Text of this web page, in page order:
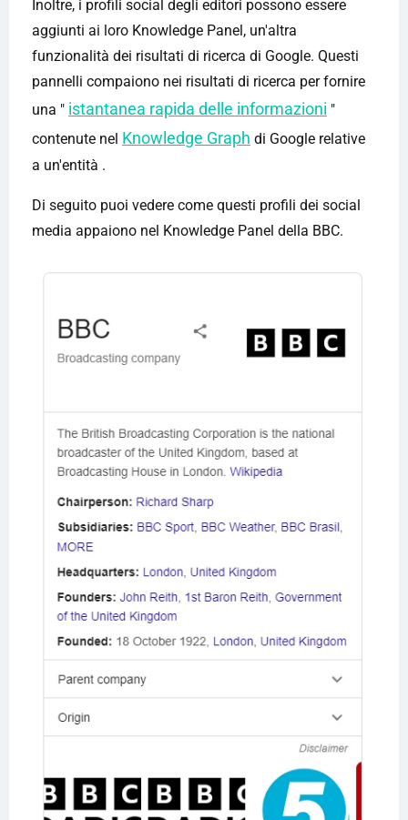
Inoltre, i profili social degli editori possono essere
aggiunti ai loro Knowledge Panel, un'altra
funzionalità dei risultati di ricerca di Google. Questi
pannelli compaiono nei risultati di ricerca per fornire
una " istantanea rapida delle informazioni "
contenute nel Knowledge Graph di Google relative
a un'entità .
Di seguito puoi vedere come questi profili dei social
media appaiono nel Knowledge Panel della BBC.